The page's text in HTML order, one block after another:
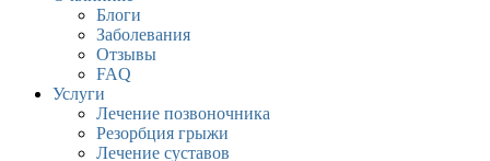
Блоги
Заболевания
Отзывы
FAQ
Услуги
Лечение позвоночника
Резорбция грыжи
Лечение суставов